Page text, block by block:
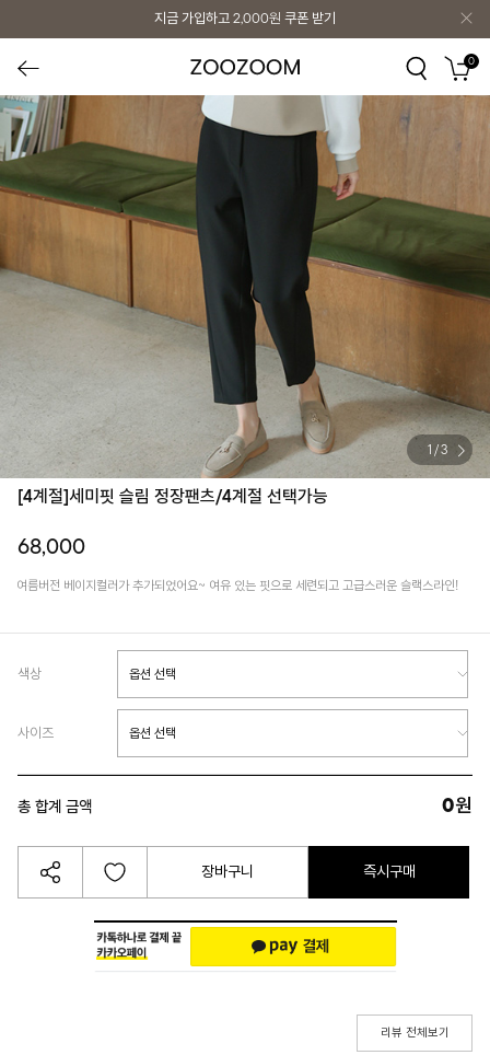
지금 가입하고 2,000원 쿠폰 받기
0
/ 3
[4계절]세미핏 슬림 정장팬츠/4계절 선택가능
68,000
여름버전 베이지컬러가 추가되었어요~ 여유 있는 핏으로 세련되고 고급스러운 슬랙스라인!
색상
사이즈
총 합계 금액 0원
장바구니 즉시구매
리뷰 전체보기